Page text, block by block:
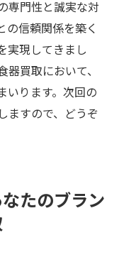
専門性と誠実な対
の信頼関係を築く
実現してきまし
買取において、
いります。次回の
ますので、どうぞ
たのブラン